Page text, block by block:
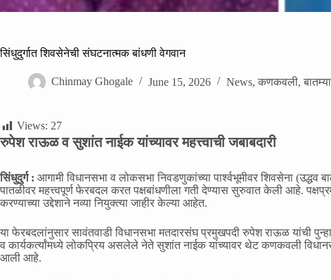
सिंधुदुर्गात शिवसेनेची संघटनात्मक बांधणी वेगवान
Chinmay Ghogale June 15, 2026 News, कणकवली, बातम्या
Views: 27
रुपेश राऊळ व सुशांत नाईक यांच्यावर महत्त्वाची जबाबदारी
सिंधुदुर्ग : आगामी विधानसभा व लोकसभा निवडणुकांच्या पार्श्वभूमीवर शिवसेना (उद्धव
पातळीवर महत्त्वपूर्ण फेरबदल करत पक्षबांधणीला गती देण्यास सुरुवात केली आहे.
करण्याच्या उद्देशाने नव्या नियुक्त्या जाहीर केल्या आहेत.
या फेरबदलांनुसार सावंतवाडी विधानसभा मतदारसंघ प्रमुखपदी रुपेश राऊळ
व कार्यकर्त्यांमध्ये लोकप्रिय असलेले नेते सुशांत नाईक यांच्यावर थेट कणकवली
आली आहे.